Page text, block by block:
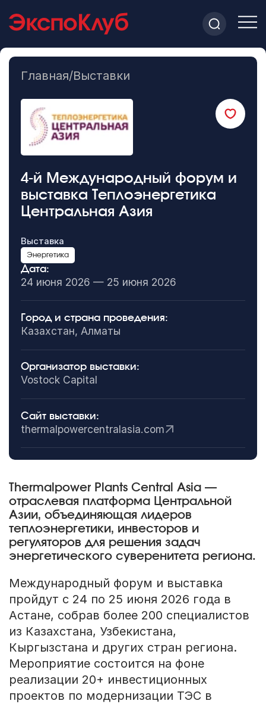
Главная/Выставки
4-й Международный форум и
выставка Теплоэнергетика
Центральная Азия
Выставка
Энергетика
Дата:
24 июня 2026 — 25 июня 2026
Город и страна проведения:
Казахстан, Алматы
Организатор выставки:
Vostock Capital
Сайт выставки:
thermalpowercentralasia.com
Thermalpower Plants Central Asia —
отраслевая платформа Центральной
Азии, объединяющая лидеров
теплоэнергетики, инвесторов и
регуляторов для решения задач
энергетического суверенитета региона.
Международный форум и выставка
пройдут с 24 по 25 июня 2026 года в
Астане, собрав более 200 специалистов
из Казахстана, Узбекистана,
Кыргызстана и других стран региона.
Мероприятие состоится на фоне
реализации 20+ инвестиционных
проектов по модернизации ТЭС в